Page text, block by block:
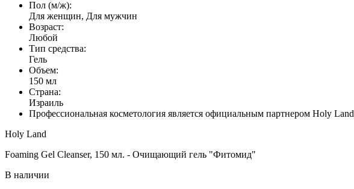
Пол (м/ж):
Для женщин, Для мужчин
Возраст:
Любой
Тип средства:
Гель
Объем:
150 мл
Страна:
Израиль
Профессиональная косметология является официальным партнером Holy Land
Holy Land
Foaming Gel Cleanser, 150 мл. - Очищающий гель "Фитомид"
В наличии